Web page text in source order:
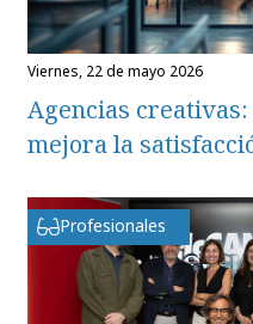
viernes, 22 de mayo 2026
Agencias
mejora la
Profesionales